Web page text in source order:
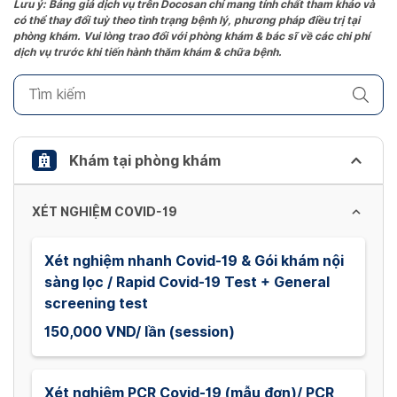
question
mark
to
keyboard
shortcuts
changing
Lưu ý: Bảng giá dịch vụ trên Docosan chỉ mang tính chất tham khảo và
có thể thay đổi tuỳ theo tình trạng bệnh lý, phương pháp điều trị tại
phòng khám. Vui lòng trao đổi với phòng khám & bác sĩ về các chi phí
dịch vụ trước khi tiến hành thăm khám & chữa bệnh.
Khám tại phòng khám
XÉT NGHIỆM COVID-19
Xét nghiệm nhanh Covid-19 & Gói khám nội
sàng lọc / Rapid Covid-19 Test + General
screening test
150,000 VND/ lần (session)
Xét nghiệm PCR Covid-19 (mẫu đơn)/ PCR